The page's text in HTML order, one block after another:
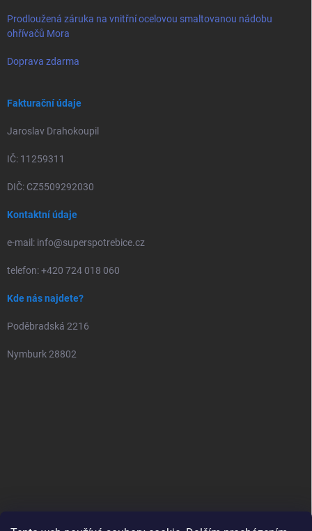
Prodloužená záruka na vnitřní ocelovou smaltovanou nádobu
ohřívačů Mora
Doprava zdarma
Fakturační údaje
Jaroslav Drahokoupil
IČ: 11259311
DIČ: CZ5509292030
Kontaktní údaje
e-mail: info@superspotrebice.cz
telefon: +420 724 018 060
Kde nás najdete?
Poděbradská 2216
Nymburk 28802